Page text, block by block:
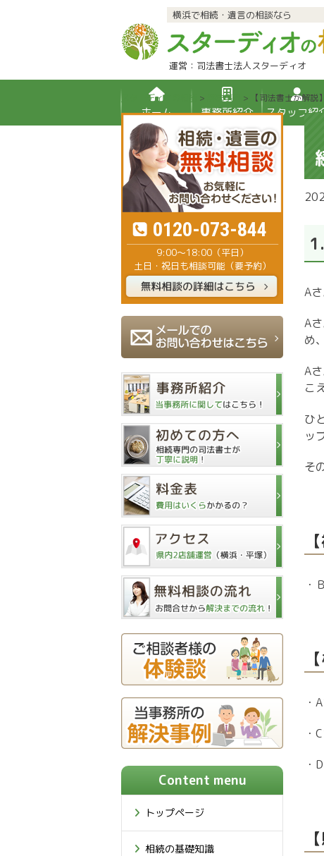
横浜で相続・遺言の相談なら
運営：司法書士法人スターディオ
ホーム 事務所紹介 スタッフ紹
スターディオの相続 > 解決事例 > 【司法書士が解
0120-073-844
9:00～18:00（平日）
土日・祝日も相談可能（要予約）
Content menu
トップページ
相続の基礎知識
A
A
め
A
こ
ひ
ッ
そ
・
・ A
・ C
・ D